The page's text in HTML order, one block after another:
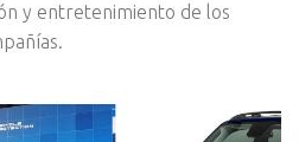
y entretenimiento de los